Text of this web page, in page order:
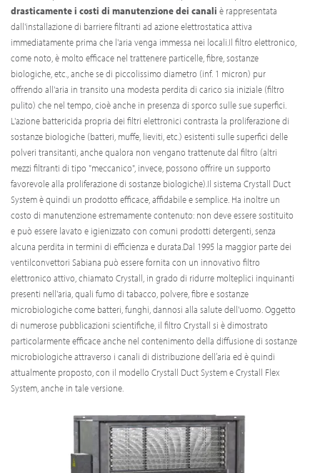
drasticamente i costi di manutenzione dei canali è rappresentata
dall'installazione di barriere filtranti ad azione elettrostatica attiva
immediatamente prima che l'aria venga immessa nei locali.Il filtro elettronico,
come noto, è molto efficace nel trattenere particelle, fibre, sostanze
biologiche, etc., anche se di piccolissimo diametro (inf. 1 micron) pur
offrendo all'aria in transito una modesta perdita di carico sia iniziale (filtro
pulito) che nel tempo, cioè anche in presenza di sporco sulle sue superfici.
L'azione battericida propria dei filtri elettronici contrasta la proliferazione di
sostanze biologiche (batteri, muffe, lieviti, etc.) esistenti sulle superfici delle
polveri transitanti, anche qualora non vengano trattenute dal filtro (altri
mezzi filtranti di tipo "meccanico", invece, possono offrire un supporto
favorevole alla proliferazione di sostanze biologiche).Il sistema Crystall Duct
System è quindi un prodotto efficace, affidabile e semplice. Ha inoltre un
costo di manutenzione estremamente contenuto: non deve essere sostituito
e può essere lavato e igienizzato con comuni prodotti detergenti, senza
alcuna perdita in termini di efficienza e durata.Dal 1995 la maggior parte dei
ventilconvettori Sabiana può essere fornita con un innovativo filtro
elettronico attivo, chiamato Crystall, in grado di ridurre molteplici inquinanti
presenti nell'aria, quali fumo di tabacco, polvere, fibre e sostanze
microbiologiche come batteri, funghi, dannosi alla salute dell'uomo. Oggetto
di numerose pubblicazioni scientifiche, il filtro Crystall si è dimostrato
particolarmente efficace anche nel contenimento della diffusione di sostanze
microbiologiche attraverso i canali di distribuzione dell’aria ed è quindi
attualmente proposto, con il modello Crystall Duct System e Crystall Flex
System, anche in tale versione.